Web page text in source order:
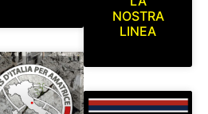
NOSTRA
LINEA